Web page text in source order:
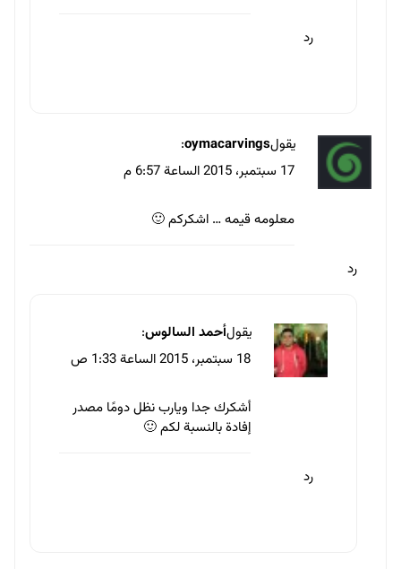
رد
يقولoymacarvings
:
17 سبتمبر، 2015 الساعة 6:57 م
معلومه قيمه … اشكركم 🙂
رد
يقولأحمد السالوس:
18 سبتمبر، 2015 الساعة 1:33 ص
أشكرك جدا ويارب نظل دومًا مصدر
إفادة بالنسبة لكم 🙂
رد